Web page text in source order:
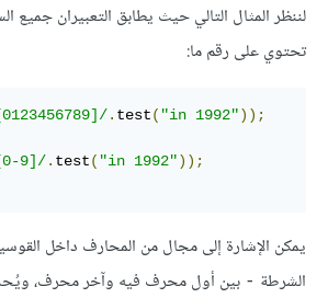
لننظر المثال التالي حيث يطابق التعبيران جميع
تحتوي على رقم ما:
. test( "in 1992"));
9]/. test( "in 1992"));
يمكن الإشارة إلى مجال من المحارف داخل
الشرطة - بين أول محرف فيه وآخر محرف،